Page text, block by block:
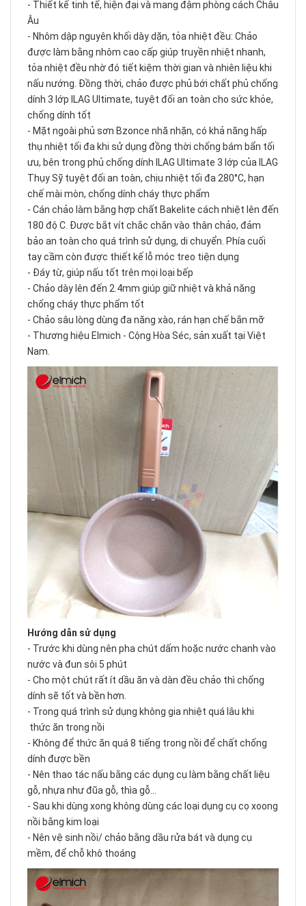
- Thiết kế tinh tế, hiện đại và mang đậm phòng cách Châu
Âu
- Nhôm dập nguyên khối dày dặn, tỏa nhiệt đều: Chảo
được làm bằng nhôm cao cấp giúp truyền nhiệt nhanh,
tỏa nhiệt đều nhờ đó tiết kiệm thời gian và nhiên liệu khi
nấu nướng. Đồng thời, chảo được phủ bới chất phủ chống
dính 3 lớp ILAG Ultimate, tuyệt đối an toàn cho sức khỏe,
chống dính tốt
- Mặt ngoài phủ sơn Bzonce nhă nhặn, có khả năng hấp
thụ nhiệt tối đa khi sử dụng đồng thời chống bám bẩn tối
ưu, bên trong phủ chống dính ILAG Ultimate 3 lớp của ILAG
Thụy Sỹ tuyệt đối an toàn, chịu nhiệt tối đa 280°C, hạn
chế mài mòn, chống dính cháy thực phẩm
- Cán chảo làm bằng hợp chất Bakelite cách nhiệt lên đến
180 độ C. Được bắt vít chắc chắn vào thân chảo, đảm
bảo an toàn cho quá trình sử dụng, di chuyển. Phía cuối
tay cầm còn được thiết kế lỗ móc treo tiện dụng
- Đáy từ, giúp nấu tốt trên mọi loại bếp
- Chảo dày lên đến 2.4mm giúp giữ nhiệt và khả năng
chống cháy thực phẩm tốt
- Chảo sâu lòng dùng đa năng xào, rán hạn chế bắn mỡ
- Thương hiệu Elmich - Cộng Hòa Séc, sản xuất tại Việt
Nam.
Hướng dẫn sử dụng
- Trước khi dùng nên pha chút dấm hoặc nước chanh vào
nước và đun sôi 5 phút
- Cho một chút rất ít dầu ăn và dàn đều chảo thì chống
dính sẽ tốt và bền hơn.
- Trong quá trình sử dụng không gia nhiệt quá lâu khi
thức ăn trong nồi
- Không để thức ăn quá 8 tiếng trong nồi để chất chống
dính được bền
- Nên thao tác nấu bằng các dụng cụ làm bằng chất liệu
gỗ, nhựa như đũa gỗ, thìa gỗ...
- Sau khi dùng xong không dùng các loại dụng cụ cọ xoong
nồi bằng kim loại
- Nên vệ sinh nồi/ chảo bằng dầu rửa bát và dụng cụ
mềm, để chỗ khô thoáng